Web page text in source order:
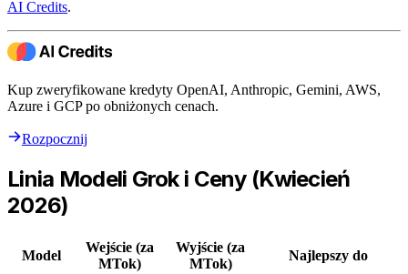
AI Credits.
Kup zweryfikowane kredyty OpenAI, Anthropic, Gemini, AWS,
Azure i GCP po obniżonych cenach.
Rozpocznij
Linia Modeli Grok i Ceny (Kwiecień
2026)
Model
Wejście (za
MTok)
Wyjście (za
MTok)
Najlepszy do